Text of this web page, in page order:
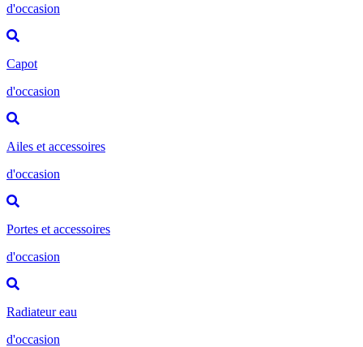
d'occasion
Capot
d'occasion
Ailes et accessoires
d'occasion
Portes et accessoires
d'occasion
Radiateur eau
d'occasion